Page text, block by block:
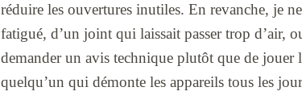
réduire les ouvertures inutiles. En revanche, je
fatigué, d’un joint qui laissait passer trop d’air,
demander un avis technique plutôt que de jouer
quelqu’un qui démonte les appareils tous les